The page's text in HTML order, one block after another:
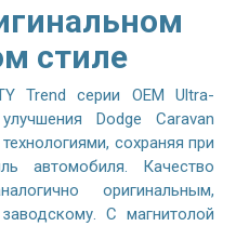
стиле
Trend серии OEM Ultra-
Dodge Caravan
сохраняя при
автомобиля. Качество
оригинальным,
С магнитолой